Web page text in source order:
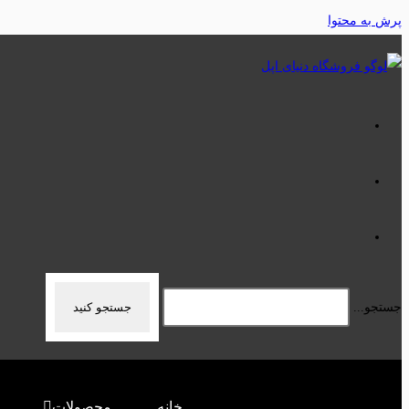
پرش به محتوا
جستجو... جستجو کنید